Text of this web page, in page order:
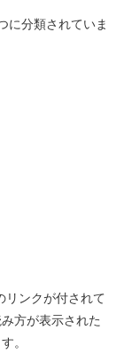
に分類されていま
ンクが付されて
方が表示された
。